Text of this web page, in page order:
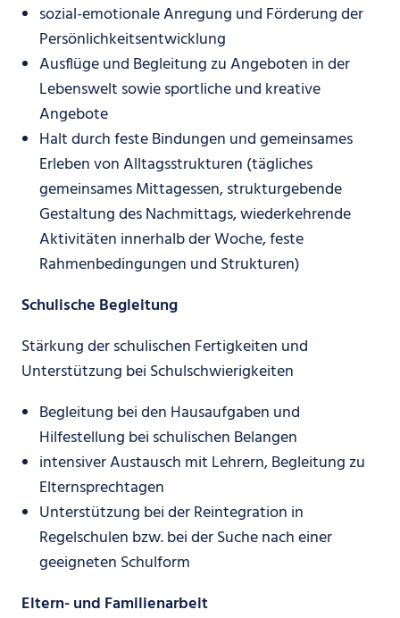
sozial-emotionale Anregung und Förderung der
Persönlichkeitsentwicklung
Ausflüge und Begleitung zu Angeboten in der
Lebenswelt sowie sportliche und kreative
Angebote
Halt durch feste Bindungen und gemeinsames
Erleben von Alltagsstrukturen (tägliches
gemeinsames Mittagessen, strukturgebende
Gestaltung des Nachmittags, wiederkehrende
Aktivitäten innerhalb der Woche, feste
Rahmenbedingungen und Strukturen)
Schulische Begleitung
Stärkung der schulischen Fertigkeiten und
Unterstützung bei Schulschwierigkeiten
Begleitung bei den Hausaufgaben und
Hilfestellung bei schulischen Belangen
intensiver Austausch mit Lehrern, Begleitung zu
Elternsprechtagen
Unterstützung bei der Reintegration in
Regelschulen bzw. bei der Suche nach einer
geeigneten Schulform
Eltern- und Familienarbeit